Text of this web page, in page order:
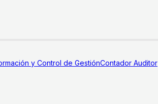
y Control de GestiónContador Auditor